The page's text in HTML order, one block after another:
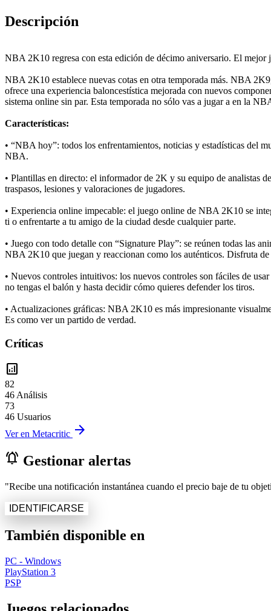
Descripción
NBA 2K10 regresa con esta edición de décimo aniversario. El mejor
NBA 2K10 establece nuevas cotas en otra temporada más. NBA
ofrece una experiencia baloncestística mejorada con nuevos
sistema online sin par. Esta temporada no sólo vas a jugar a en la
Características:
• “NBA hoy”: todos los enfrentamientos, noticias y estadísticas del
NBA.
• Plantillas en directo: el informador de 2K y su equipo de analistas
traspasos, lesiones y valoraciones de jugadores.
• Experiencia online impecable: el juego online de NBA 2K10 se
ti o enfrentarte a tu amigo de la ciudad desde cualquier parte.
• Juego con todo detalle con “Signature Play”: se reúnen todas las
NBA 2K10 que juegan y reaccionan como los auténticos. Disfruta
• Nuevos controles intuitivos: los nuevos controles son fáciles de
no tengas el balón y hasta decidir cómo quieres defender los tiros.
• Actualizaciones gráficas: NBA 2K10 es más impresionante
Es como ver un partido de verdad.
Críticas
analytics
82
46 Análisis
73
46 Usuarios
Ver en Metacritic arrow_forward
notifications_active Gestionar alertas
"Recibe una notificación instantánea cuando el precio baje de tu
IDENTIFICARSE
También disponible en
PC - Windows
PlayStation 3
PSP